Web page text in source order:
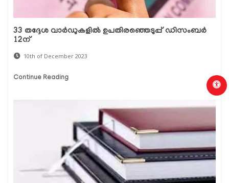
33 തദ്ദേശ വാർഡുകളിൽ ഉപതിരഞ്ഞെടുപ്പ് ഡിസംബർ
12ന്
10th of December 2023
Continue Reading